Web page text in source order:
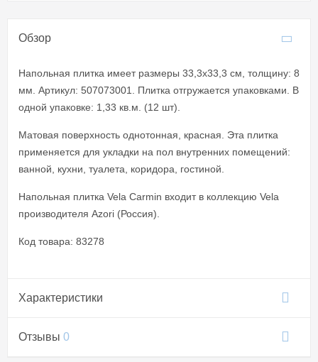
Обзор
Напольная плитка имеет размеры 33,3x33,3 см, толщину: 8
мм. Артикул: 507073001. Плитка отгружается упаковками. В
одной упаковке: 1,33 кв.м. (12 шт).
Матовая поверхность однотонная, красная. Эта плитка
применяется для укладки на пол внутренних помещений:
ванной, кухни, туалета, коридора, гостиной.
Напольная плитка Vela Carmin входит в коллекцию Vela
производителя Azori (Россия).
Код товара: 83278
Характеристики
Отзывы 0